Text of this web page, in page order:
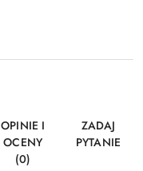
OPINIE I
OCENY
(0)
ZADAJ
PYTANIE